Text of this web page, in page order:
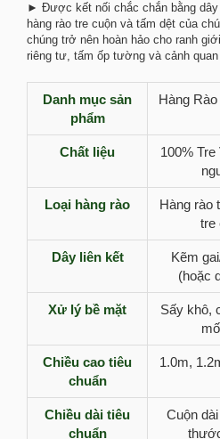
► Được kết nối chắc chắn bằng
hàng rào tre cuộn và tấm dệt của
chúng trở nên hoàn hảo cho ranh
riêng tư, tấm ốp tường và cảnh quan
Danh mục sản
phẩm
Hàng
Chất liệu
100%
Loại hàng rào
Hàng rào
tre
Dây liên kết
Kẽm
(hoặc
Xử lý bề mặt
Sấy khô,
Chiều cao tiêu
chuẩn
1.0m,
Chiều dài tiêu
chuẩn
Cuộn